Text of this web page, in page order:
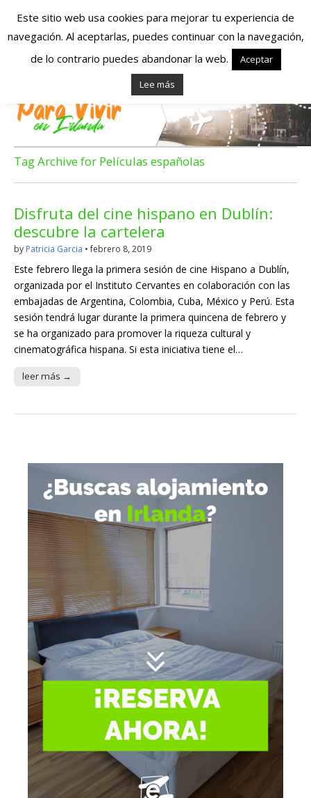
Españoles en
Irlanda – Vivir en
Irlanda – Trabajo
en Irlanda –
Alojamiento en
Irlanda
Blog dedicado a los que viven, estudian y trabajan en
Irlanda!
Tag Archive for Películas españolas
Disfruta del cine hispano en Dublín:
descubre la cartelera
by Patricia Garcia •febrero 8, 2019
Este febrero llega la primera sesión de cine Hispano a Dublín,
organizada por el Instituto Cervantes en colaboración con las
embajadas de Argentina, Colombia, Cuba, México y Perú. Esta
sesión tendrá lugar durante la primera quincena de febrero y
se ha organizado para promover la riqueza cultural y
cinematográfica hispana. Si esta iniciativa tiene el…
leer más →
Este sitio web usa cookies para mejorar tu experiencia de
navegación. Al aceptarlas, puedes continuar con la navegación,
de lo contrario puedes abandonar la web.
Aceptar
Lee más